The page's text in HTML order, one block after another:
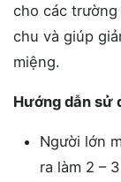
cho các
chu và giúp
miệng.
Hướng dẫn sử
Người lớn
ra làm 2 –